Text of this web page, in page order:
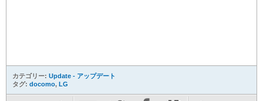
カテゴリー: Update - アップデート
タグ: docomo, LG